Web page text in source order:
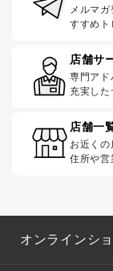
メルマ
すすめト
店舗サ
専門アド
充実した
店舗一
お近くの
住所や営
オンラインシ